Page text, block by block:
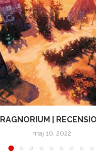
RAGNORIUM |
maj 10, 2022